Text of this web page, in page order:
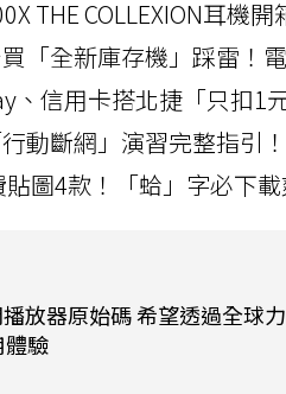
THE COLLEXION耳機
「全新庫存機」踩雷！
、信用卡搭北捷「只扣1
動斷網」演習完整指引
貼圖4款！「蛤」字必下
放器原始碼 希望透過全球力
體驗